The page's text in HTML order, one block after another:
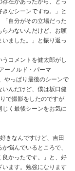
なシーンですね。」と
自分がその立場だった
らわないんだけど、お願
ました。」と振り返っ
コメントを健太郎がし
ーノルド・パーマ
やっぱり最後のシーンで
んだけど、僕は坂口健
で撮影をしたのですが
じく最後シーンをお気に
きなんですけど、吉田
悩んでいるところで、
かったです。」と、好
います。勉強になります